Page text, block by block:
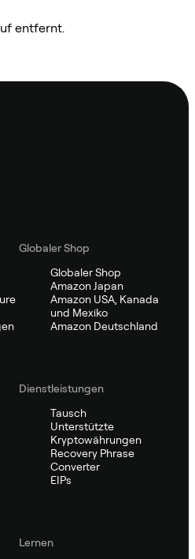
entfernt.
Globaler Shop
Globaler Shop
Amazon Japan
Amazon USA, Kanada
und Mexiko
Amazon Deutschland
Dienstleistungen
Tausch
Unterstützte
Kryptowährungen
Recovery Phrase
Converter
EIPs
Lernen